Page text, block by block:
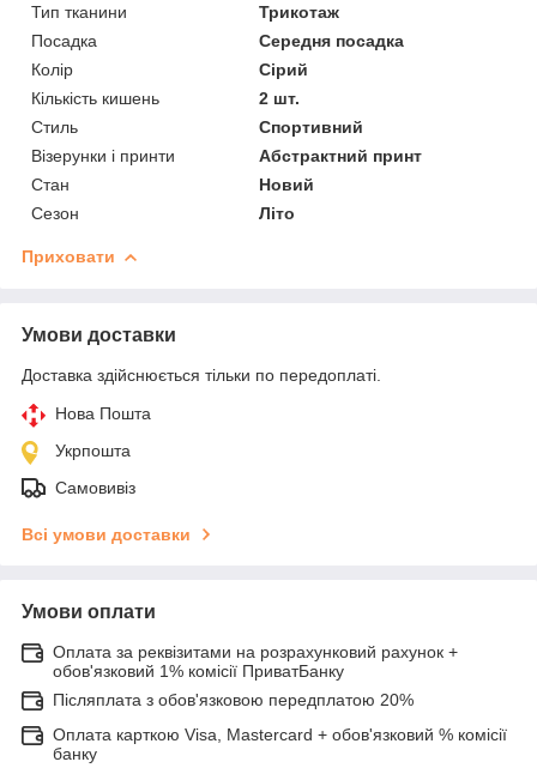
Тип тканини
Трикотаж
Посадка
Середня посадка
Колір
Сірий
Кількість кишень
2 шт.
Стиль
Спортивний
Візерунки і принти
Абстрактний принт
Стан
Новий
Сезон
Літо
Приховати
Умови доставки
Доставка здійснюється тільки по передоплаті.
Нова Пошта
Укрпошта
Самовивіз
Всі умови доставки
Умови оплати
Оплата за реквізитами на розрахунковий рахунок +
обов'язковий 1% комісії ПриватБанку
Післяплата з обов'язковою передплатою 20%
Оплата карткою Visa, Mastercard + обов'язковий % комісії
банку